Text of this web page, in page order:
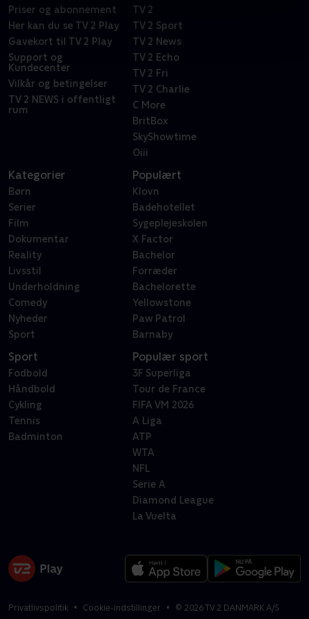
Priser og abonnement
Her kan du se TV 2 Play
Gavekort til TV 2 Play
Support og
Kundecenter
Vilkår og betingelser
TV 2 NEWS i offentligt
rum
TV 2
TV 2 Sport
TV 2 News
TV 2 Echo
TV 2 Fri
TV 2 Charlie
C More
BritBox
SkyShowtime
Oiii
Kategorier
Børn
Serier
Film
Dokumentar
Reality
Livsstil
Underholdning
Comedy
Nyheder
Sport
Populært
Klovn
Badehotellet
Sygeplejeskolen
X Factor
Bachelor
Forræder
Bachelorette
Yellowstone
Paw Patrol
Barnaby
Sport
Fodbold
Håndbold
Cykling
Tennis
Badminton
Populær sport
3F Superliga
Tour de France
FIFA VM 2026
A Liga
ATP
WTA
NFL
Serie A
Diamond League
La Vuelta
Privatlivspolitik Cookie-indstillinger © 2026TV 2 DANMARK A/S